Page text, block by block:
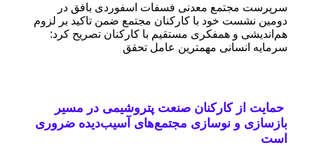
سرپرست مجتمع معدنی فسفات اسفوردی بافق در
دومین نشست خود با کارکنان مجتمع ضمن تاکید بر لزوم
هم‌اندیشی و همفکری مستقیم با کارکنان تصریح کرد:
سرمایه انسانی مهمترین عامل تحقق
حمایت از کارکنان صنعت پتروشیمی در مسیر
بازسازی و نوسازی مجتمع‌های آسیب‌دیده ضروری
است